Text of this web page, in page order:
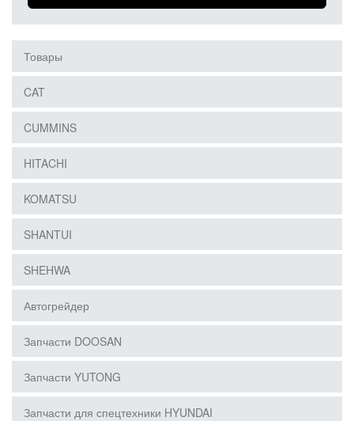
Товары
CAT
CUMMINS
HITACHI
KOMATSU
SHANTUI
SHEHWA
Автогрейдер
Запчасти DOOSAN
Запчасти YUTONG
Запчасти для спецтехники HYUNDAI